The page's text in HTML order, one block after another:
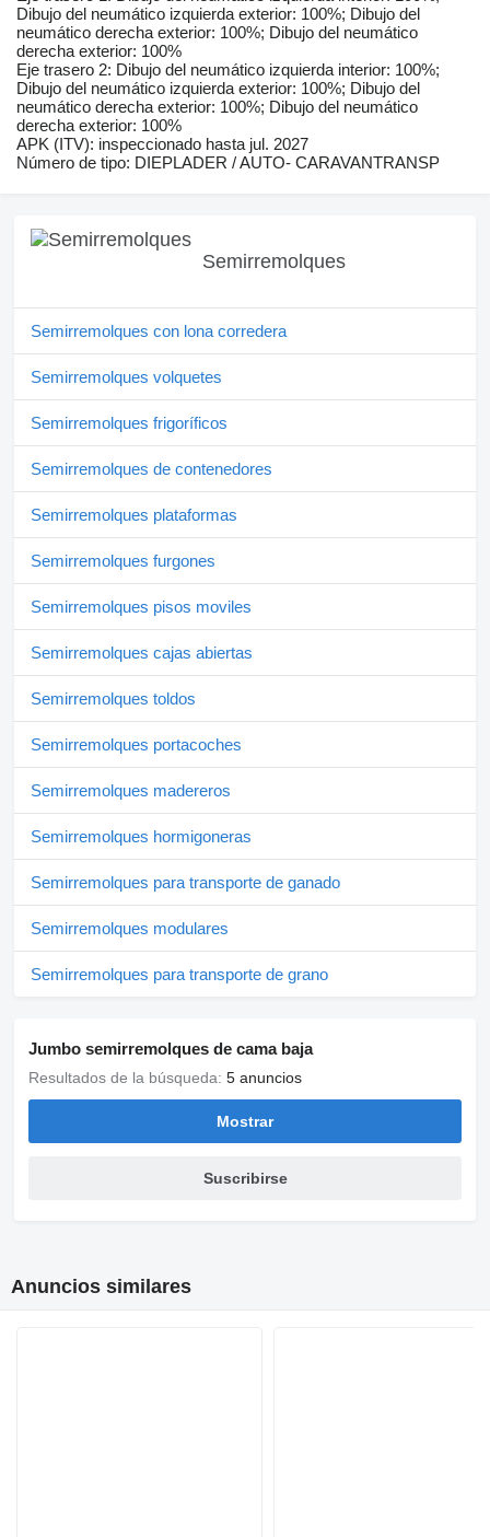
Dibujo del neumático izquierda exterior: 100%; Dibujo del
neumático derecha exterior: 100%; Dibujo del neumático
derecha exterior: 100%
Eje trasero 2: Dibujo del neumático izquierda interior: 100%;
Dibujo del neumático izquierda exterior: 100%; Dibujo del
neumático derecha exterior: 100%; Dibujo del neumático
derecha exterior: 100%
APK (ITV): inspeccionado hasta jul. 2027
Número de tipo: DIEPLADER / AUTO- CARAVANTRANSP
Semirremolques
Semirremolques con lona corredera
Semirremolques volquetes
Semirremolques frigoríficos
Semirremolques de contenedores
Semirremolques plataformas
Semirremolques furgones
Semirremolques pisos moviles
Semirremolques cajas abiertas
Semirremolques toldos
Semirremolques portacoches
Semirremolques madereros
Semirremolques hormigoneras
Semirremolques para transporte de ganado
Semirremolques modulares
Semirremolques para transporte de grano
Jumbo semirremolques de cama baja
Resultados de la búsqueda: 5 anuncios
Mostrar
Suscribirse
Anuncios similares